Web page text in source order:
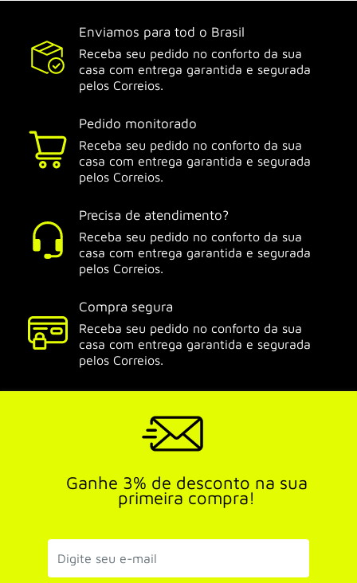
Enviamos para tod o Brasil
Receba seu pedido no conforto da sua
casa com entrega garantida e segurada
pelos Correios.
Pedido monitorado
Receba seu pedido no conforto da sua
casa com entrega garantida e segurada
pelos Correios.
Precisa de atendimento?
Receba seu pedido no conforto da sua
casa com entrega garantida e segurada
pelos Correios.
Compra segura
Receba seu pedido no conforto da sua
casa com entrega garantida e segurada
pelos Correios.
Ganhe 3% de desconto na sua
primeira compra!